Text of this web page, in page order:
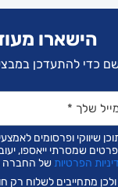
הישארו
כדי להתעדכן
שיווקי ופרסומים
שמסרתי ייאספו,
הפרטיות של החברה
מתחייבים לשלוח רק